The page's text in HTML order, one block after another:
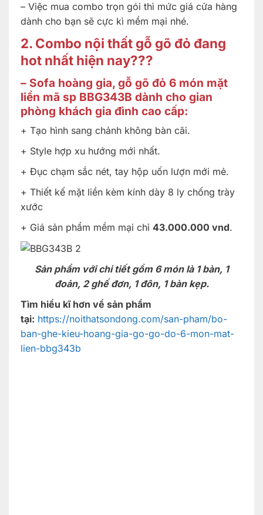
– Việc mua combo trọn gói thì mức giá cửa hàng
dành cho bạn sẽ cực kì mềm mại nhé.
2. Combo nội thất gỗ gõ đỏ đang
hot nhất hiện nay???
– Sofa hoàng gia, gỗ gõ đỏ 6 món mặt
liền mã sp BBG343B dành cho gian
phòng khách gia đình cao cấp:
+ Tạo hình sang chảnh không bàn cãi.
+ Style hợp xu hướng mới nhất.
+ Đục chạm sắc nét, tay hộp uốn lượn mới mẻ.
+ Thiết kế mặt liền kèm kính dày 8 ly chống trày
xước
+ Giá sản phẩm mềm mại chỉ 43.000.000 vnd.
Sản phẩm với chi tiết gồm 6 món là 1 bàn, 1
đoản, 2 ghế đơn, 1 đôn, 1 bàn kẹp.
Tìm hiểu kĩ hơn về sản phẩm
tại: https://noithatsondong.com/san-pham/bo-
ban-ghe-kieu-hoang-gia-go-go-do-6-mon-mat-
lien-bbg343b